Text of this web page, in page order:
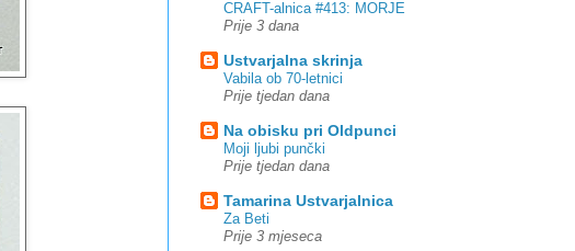
CRAFT-alnica #413: MORJE
Prije 3 dana
Ustvarjalna skrinja
Vabila ob 70-letnici
Prije tjedan dana
Na obisku pri Oldpunci
Moji ljubi punčki
Prije tjedan dana
Tamarina Ustvarjalnica
Za Beti
Prije 3 mjeseca